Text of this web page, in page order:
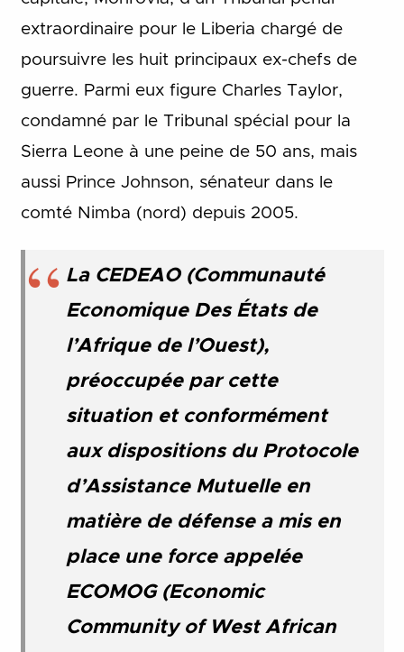
extraordinaire pour le Liberia chargé de
poursuivre les huit principaux ex-chefs de
guerre. Parmi eux figure Charles Taylor,
condamné par le Tribunal spécial pour la
Sierra Leone à une peine de 50 ans, mais
aussi Prince Johnson, sénateur dans le
comté Nimba (nord) depuis 2005.
La CEDEAO (Communauté
Economique Des États de
l’Afrique de l’Ouest),
préoccupée par cette
situation et conformément
aux dispositions du Protocole
d’Assistance Mutuelle en
matière de défense a mis en
place une force appelée
ECOMOG (Economic
Community of West African